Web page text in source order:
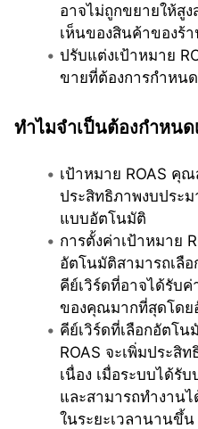
อาจไม่ถูกขยายให้สู
เห็นของสินค้าของร้
ปรับแต่งเป้าหมาย
ขายที่ต้องการกำหน
ทำไมจำเป็นต้องกำหนด
เป้าหมาย ROAS คุ
ประสิทธิภาพงบประ
แบบอัตโนมัติ
การตั้งค่าเป้าหมาย
อัตโนมัติสามารถเลื
คีย์เวิร์ดที่อาจได้รับค่
ของคุณมากที่สุดโดย
คีย์เวิร์ดที่เลือกอัตโ
ROAS จะเพิ่มประ
เนื่อง เมื่อระบบได้รั
และสามารถทำงาน
ในระยะเวลานานขึ้น